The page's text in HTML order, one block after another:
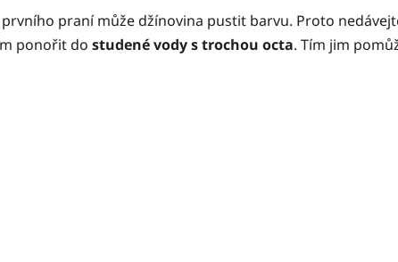
praní může džínovina pustit barvu. Proto
ponořit do studené vody s trochou octa. Tím jim